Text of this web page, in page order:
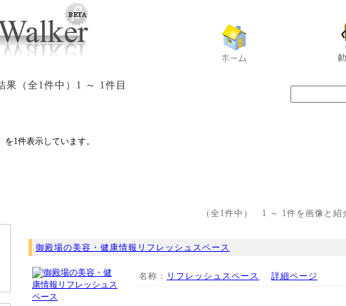
果（全1件中）1 ～ 1件目
を1件表示しています。
（全1件中） 1 ～ 1件を画像
御殿場の美容・健康情報リフレッシュスペース
名称： リフレッシュスペース 詳細ページ